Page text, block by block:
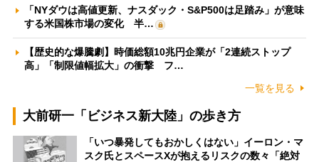
「NYダウは高値更新、ナスダック・S&P500は足踏み」が意味
する米国株市場の変化 半…
【歴史的な爆騰劇】時価総額10兆円企業が「2連続ストップ
高」「制限値幅拡大」の衝撃 フ…
一覧を見る
大前研一「ビジネス新大陸」の歩き方
「いつ暴発してもおかしくはない」イーロン・マ
スク氏とスペースXが抱えるリスクの数々「絶対